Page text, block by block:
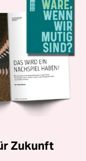
Zukunft